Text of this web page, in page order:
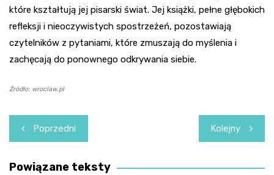
które kształtują jej pisarski świat. Jej książki, pełne głębokich
refleksji i nieoczywistych spostrzeżeń, pozostawiają
czytelników z pytaniami, które zmuszają do myślenia i
zachęcają do ponownego odkrywania siebie.
Źródło: wroclaw.pl
Nawigacja
wpisu
Poprzedni Kolejny
Powiązane teksty